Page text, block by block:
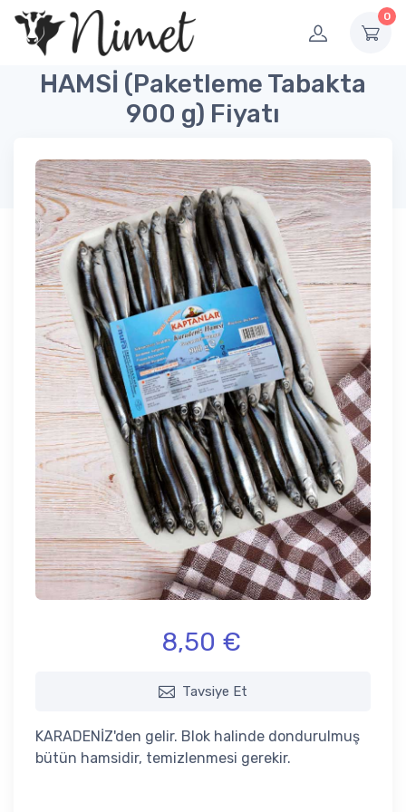
0
HAMSİ (Paketleme Tabakta
900 g) Fiyatı
8,50 €
Tavsiye Et
KARADENİZ'den gelir. Blok halinde dondurulmuş
bütün hamsidir, temizlenmesi gerekir.